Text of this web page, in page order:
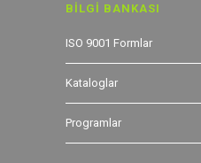
BİLGİ BANKASI
ISO 9001 Formlar
Kataloglar
Programlar